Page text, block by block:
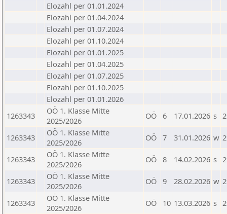
Elozahl per 01.01.2024
Elozahl per 01.04.2024
Elozahl per 01.07.2024
Elozahl per 01.10.2024
Elozahl per 01.01.2025
Elozahl per 01.04.2025
Elozahl per 01.07.2025
Elozahl per 01.10.2025
Elozahl per 01.01.2026
1263343
OÖ 1. Klasse Mitte
2025/2026
OÖ 6 17.01.2026 s
1263343
OÖ 1. Klasse Mitte
2025/2026
OÖ 7 31.01.2026 w
1263343
OÖ 1. Klasse Mitte
2025/2026
OÖ 8 14.02.2026 s
1263343
OÖ 1. Klasse Mitte
2025/2026
OÖ 9 28.02.2026 w
1263343
OÖ 1. Klasse Mitte
2025/2026
OÖ 10 13.03.2026 s